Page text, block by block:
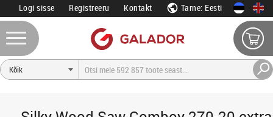
Logi sisse Registreeru Kontakt Tarne: Eesti